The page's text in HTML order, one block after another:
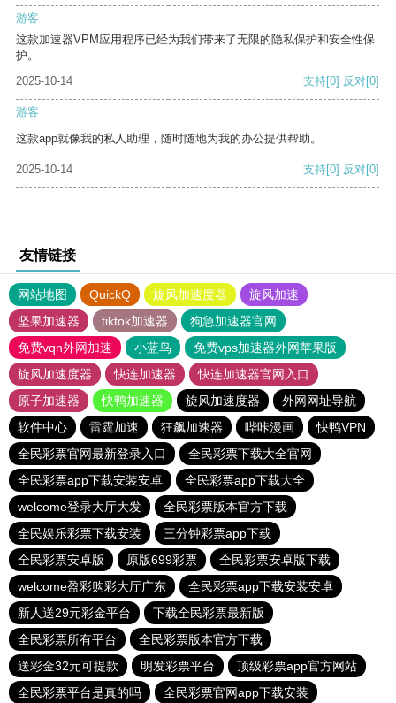
游客
这款加速器VPM应用程序已经为我们带来了无限的隐私保护和安全性保
护。
2025-10-14
支持[0] 反对[0]
游客
这款app就像我的私人助理，随时随地为我的办公提供帮助。
2025-10-14 支持[0] 反对[0]
友情链接
网站地图 QuickQ 旋风加速度器
旋风加速
坚果加速器
tiktok加速器
狗急加速器官网
免费vqn外网加速
小蓝鸟
免费vps加速器外网苹果版
旋风加速度器
快连加速器
快连加速器官网入口
原子加速器
快鸭加速器 旋风加速度器
外网网址导航
软件中心
雷霆加速 狂飙加速器 哔咔漫画
快鸭VPN
全民彩票官网最新登录入口
全民彩票下载大全官网
全民彩票app下载安装安卓
全民彩票app下载大全
welcome登录大厅大发
全民彩票版本官方下载
全民娱乐彩票下载安装
三分钟彩票app下载
全民彩票安卓版
原版699彩票
全民彩票安卓版下载
welcome盈彩购彩大厅广东
全民彩票app下载安装安卓
新人送29元彩金平台
下载全民彩票最新版
全民彩票所有平台
全民彩票版本官方下载
送彩金32元可提款
明发彩票平台
顶级彩票app官方网站
全民彩票平台是真的吗
全民彩票官网app下载安装